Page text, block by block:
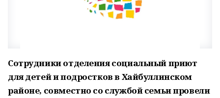
Сотрудники отделения социальный приют
для детей и подростков в Хайбуллинском
районе, совместно со службой семьи провели